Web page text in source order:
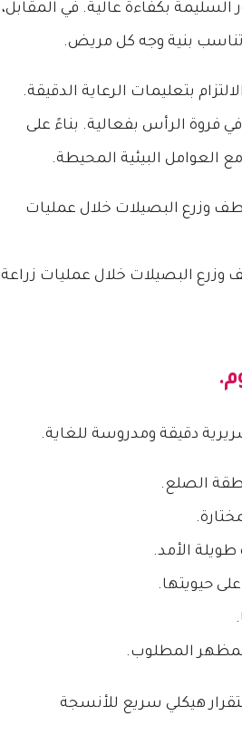
السليمة بكفاءة عالية. في المقابل،
بنية وجه كل مريض.
بتعليمات الرعاية الدقيقة.
فروة الرأس بفعالية. بناءً على
العوامل البيئية المحيطة.
وزرع البصيلات خلال عمليات زراعة
دقيقة ومدروسة للغاية.
الصلع.
الأمد.
حيويتها.
المطلوب.
هيكلي سريع للأنسجة